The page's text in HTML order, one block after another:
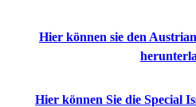
Hier können sie den
Hier können Sie die Special